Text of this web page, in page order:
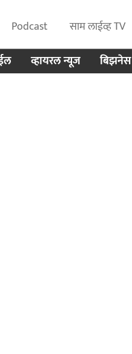
Podcast साम लाईव्ह TV
व्हायरल न्यूज बिझनेस